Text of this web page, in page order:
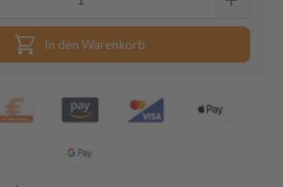
In den Warenkorb